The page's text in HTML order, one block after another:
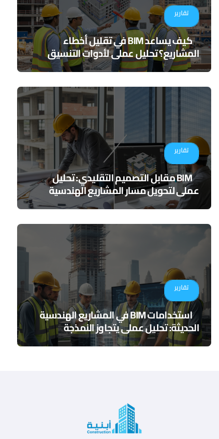
تقارير
كيف يساعد BIM في تقليل أخطاء
المشاريع؟ تحليل عملي لأدوات التنسيق
الرقمي
تقارير
BIM مقابل التصميم التقليدي: تحليل
عملي لتحويل مسار المشاريع الهندسية
تقارير
استخدامات BIM في المشاريع الهندسية
الحديثة: تحليل عملي يتجاوز النمذجة